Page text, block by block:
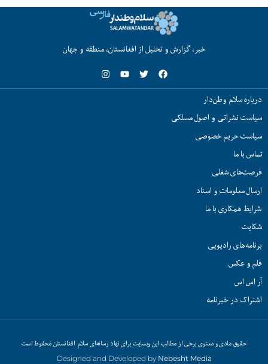
خبر، گزارش و تحلیل از افغانستان، منطقه و جهان
درباره سلام وطن‌دار
سیاست نشراتی و اصول مسلکی
سیاست حریم خصوصی
تماس با ما
فرصت‌های شغلی
ارسال معلومات و اسناد
شرایط همکاری با ما
شکایت
برنامه‌های رادیویی
فلم و عکس
آر اس اس
اشتراک در خبرنامه
حقوق مادی و معنوی برخی از مطالب این وبسایت برای نهاد رسانه‌ای سلام افغانستان محفوظ است
Designed and Developed by Nebesht Media